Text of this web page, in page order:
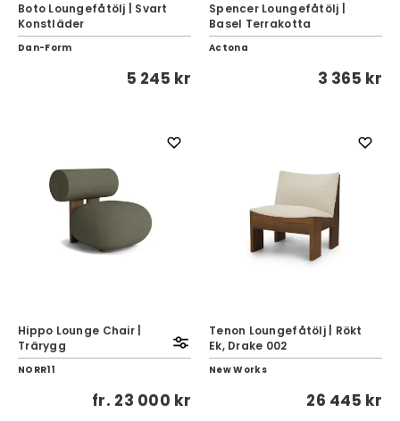
Boto Loungefåtölj | Svart
Konstläder
Dan-Form
5 245 kr
Spencer Loungefåtölj |
Basel Terrakotta
Actona
3 365 kr
Hippo Lounge Chair |
Trärygg
NORR11
fr. 23 000 kr
Tenon Loungefåtölj | Rökt
Ek, Drake 002
New Works
26 445 kr